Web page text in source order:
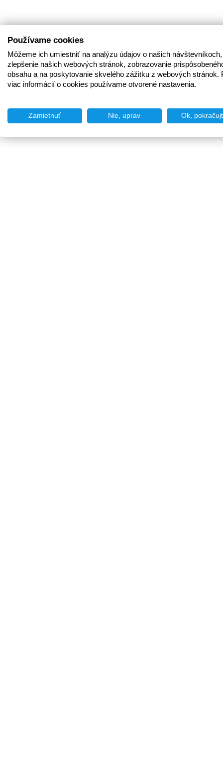
Používame cookies
Môžeme ich umiestniť na analýzu údajov o našich
zlepšenie našich webových stránok, zobrazovanie
obsahu a na poskytovanie skvelého zážitku z webových stránok.
viac informácií o cookies používame otvorené nastavenia.
Zamietnuť Nie, uprav Ok,